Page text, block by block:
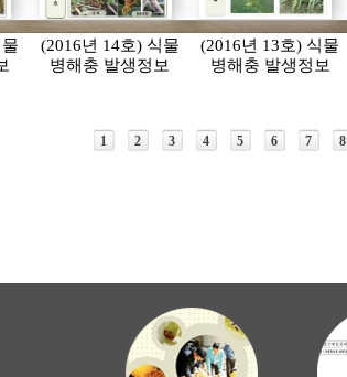
(2016년 14호) 식물
병해충 발생정보
(2016년 13호) 식물
병해충 발생정보
1 2 3 4 5 6 7 8